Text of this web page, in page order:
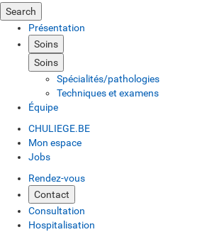
Search
Présentation
Soins
Soins
Spécialités/pathologies
Techniques et examens
Équipe
CHULIEGE.BE
Mon espace
Jobs
Rendez-vous
Contact
Consultation
Hospitalisation